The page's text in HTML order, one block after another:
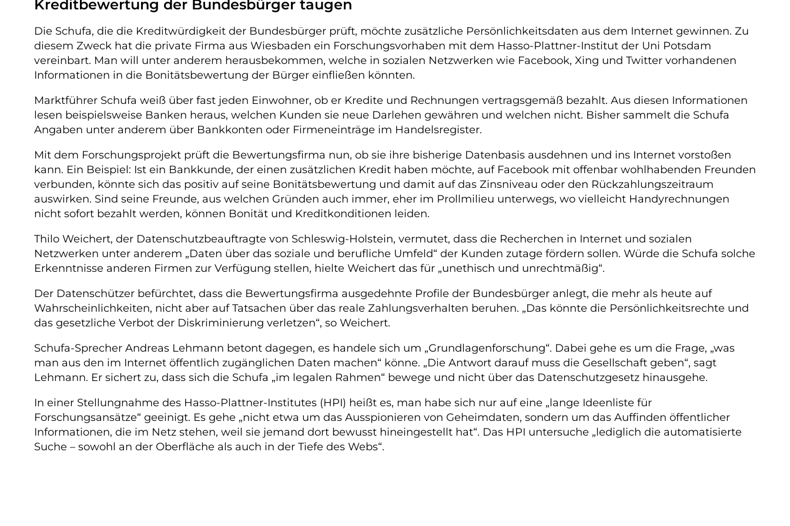
Kreditbewertung der Bundesbürger taugen
Die Schufa, die die Kreditwürdigkeit der Bundesbürger prüft, möchte zusätzliche Persönlichkeitsdaten aus dem Internet gewinnen. Zu
diesem Zweck hat die private Firma aus Wiesbaden ein Forschungsvorhaben mit dem Hasso-Plattner-Institut der Uni Potsdam
vereinbart. Man will unter anderem herausbekommen, welche in sozialen Netzwerken wie Facebook, Xing und Twitter vorhandenen
Informationen in die Bonitätsbewertung der Bürger einfließen könnten.
Marktführer Schufa weiß über fast jeden Einwohner, ob er Kredite und Rechnungen vertragsgemäß bezahlt. Aus diesen Informationen
lesen beispielsweise Banken heraus, welchen Kunden sie neue Darlehen gewähren und welchen nicht. Bisher sammelt die Schufa
Angaben unter anderem über Bankkonten oder Firmeneinträge im Handelsregister.
Mit dem Forschungsprojekt prüft die Bewertungsfirma nun, ob sie ihre bisherige Datenbasis ausdehnen und ins Internet vorstoßen
kann. Ein Beispiel: Ist ein Bankkunde, der einen zusätzlichen Kredit haben möchte, auf Facebook mit offenbar wohlhabenden Freunden
verbunden, könnte sich das positiv auf seine Bonitätsbewertung und damit auf das Zinsniveau oder den Rückzahlungszeitraum
auswirken. Sind seine Freunde, aus welchen Gründen auch immer, eher im Prollmilieu unterwegs, wo vielleicht Handyrechnungen
nicht sofort bezahlt werden, können Bonität und Kreditkonditionen leiden.
Thilo Weichert, der Datenschutzbeauftragte von Schleswig-Holstein, vermutet, dass die Recherchen in Internet und sozialen
Netzwerken unter anderem „Daten über das soziale und berufliche Umfeld“ der Kunden zutage fördern sollen. Würde die Schufa solche
Erkenntnisse anderen Firmen zur Verfügung stellen, hielte Weichert das für „unethisch und unrechtmäßig“.
Der Datenschützer befürchtet, dass die Bewertungsfirma ausgedehnte Profile der Bundesbürger anlegt, die mehr als heute auf
Wahrscheinlichkeiten, nicht aber auf Tatsachen über das reale Zahlungsverhalten beruhen. „Das könnte die Persönlichkeitsrechte und
das gesetzliche Verbot der Diskriminierung verletzen“, so Weichert.
Schufa-Sprecher Andreas Lehmann betont dagegen, es handele sich um „Grundlagenforschung“. Dabei gehe es um die Frage, „was
man aus den im Internet öffentlich zugänglichen Daten machen“ könne. „Die Antwort darauf muss die Gesellschaft geben“, sagt
Lehmann. Er sichert zu, dass sich die Schufa „im legalen Rahmen“ bewege und nicht über das Datenschutzgesetz hinausgehe.
In einer Stellungnahme des Hasso-Plattner-Institutes (HPI) heißt es, man habe sich nur auf eine „lange Ideenliste für
Forschungsansätze“ geeinigt. Es gehe „nicht etwa um das Ausspionieren von Geheimdaten, sondern um das Auffinden öffentlicher
Informationen, die im Netz stehen, weil sie jemand dort bewusst hineingestellt hat“. Das HPI untersuche „lediglich die automatisierte
Suche – sowohl an der Oberfläche als auch in der Tiefe des Webs“.